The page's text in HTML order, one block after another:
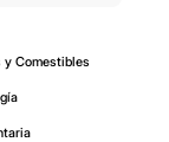
y Comestibles